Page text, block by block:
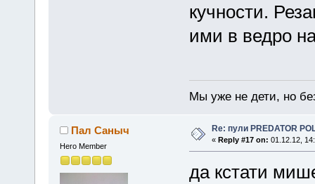
кучности.
ими в ведро
Мы уже не дети, но
Пал Саныч
Hero Member
Re: пули PREDATOR
« Reply #17 on: 01.12.12,
да кстати